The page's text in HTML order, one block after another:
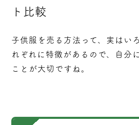
ト比較
子供服を売る方法って、実はい
れぞれに特徴があるので、自分
ことが大切ですね。